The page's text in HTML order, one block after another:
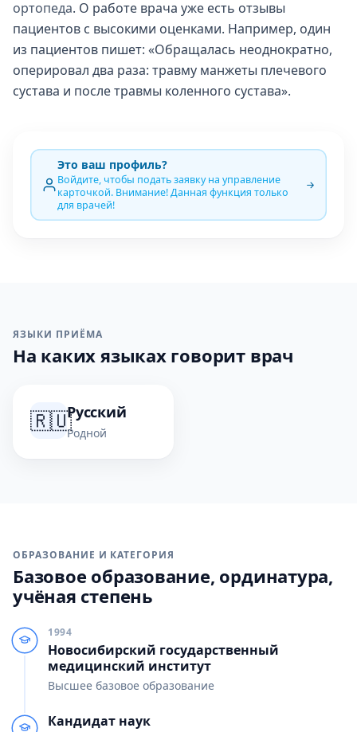
ортопеда. О работе врача уже есть отзывы
пациентов с высокими оценками. Например, один
из пациентов пишет: «Обращалась неоднократно,
оперировал два раза: травму манжеты плечевого
сустава и после травмы коленного сустава».
Это ваш профиль?
Войдите, чтобы подать заявку на управление
карточкой. Внимание! Данная функция только
для врачей!
ЯЗЫКИ ПРИЁМА
На каких языках говорит врач
🇷🇺Русский
Родной
ОБРАЗОВАНИЕ И КАТЕГОРИЯ
Базовое образование, ординатура,
учёная степень
1994
Новосибирский государственный
медицинский институт
Высшее базовое образование
Кандидат наук